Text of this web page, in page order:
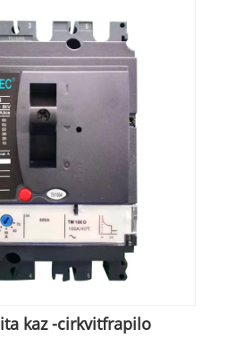
kaz -cirkvitfrapilo